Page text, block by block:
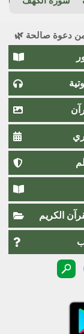
من دعوة صالحة 🌿
الكريم